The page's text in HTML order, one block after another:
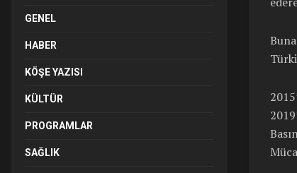
GENEL
HABER
KÖŞE YAZISI
KÜLTÜR
PROGRAMLAR
SAĞLIK